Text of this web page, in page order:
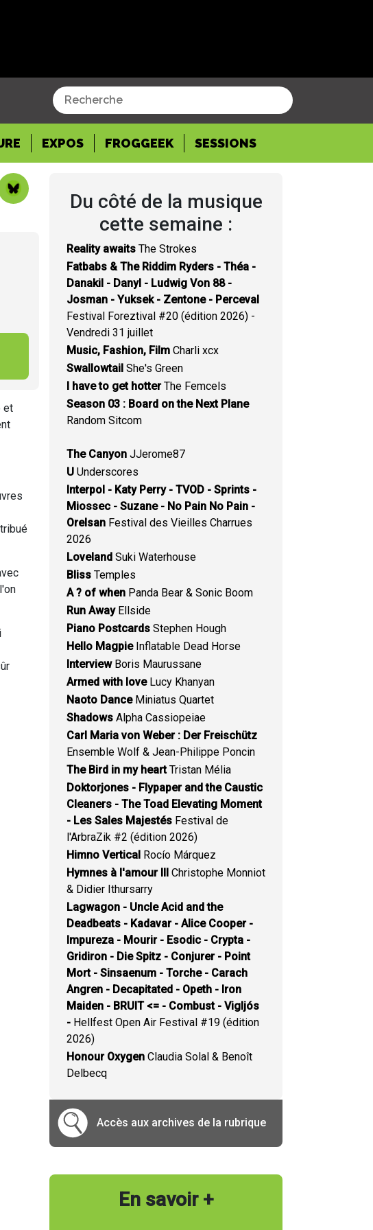
EXPOS FROGGEEK SESSIONS
et
Du côté de la musique
cette semaine :
Reality awaits The Strokes
Fatbabs & The Riddim Ryders - Théa -
Danakil - Danyl - Ludwig Von 88 -
Josman - Yuksek - Zentone - Perceval
Festival Foreztival #20 (édition 2026) -
Vendredi 31 juillet
Music, Fashion, Film Charli xcx
Swallowtail She's Green
I have to get hotterThe Femcels
Season 03 : Board on the Next Plane
Random Sitcom
The Canyon JJerome87
U Underscores
Interpol - Katy Perry - TVOD - Sprints -
Miossec - Suzane - No Pain No Pain -
Orelsan Festival des Vieilles Charrues
2026
Loveland Suki Waterhouse
Bliss Temples
A ? of when Panda Bear & Sonic Boom
Run AwayEllside
Piano Postcards Stephen Hough
Hello MagpieInflatable Dead Horse
InterviewBoris Maurussane
Armed with loveLucy Khanyan
Naoto DanceMiniatus Quartet
Shadows Alpha Cassiopeiae
Carl Maria von Weber : Der Freischütz
Ensemble Wolf & Jean-Philippe Poncin
The Bird in my heartTristan Mélia
Doktorjones - Flypaper and the Caustic
Cleaners - The Toad Elevating Moment
- Les Sales Majestés Festival de
l'ArbraZik #2 (édition 2026)
Himno Vertical Rocío Márquez
Hymnes à l'amour III Christophe Monniot
& Didier Ithursarry
Lagwagon - Uncle Acid and the
Deadbeats - Kadavar - Alice Cooper -
Impureza - Mourir - Esodic - Crypta -
Gridiron - Die Spitz - Conjurer - Point
Mort - Sinsaenum - Torche - Carach
Angren - Decapitated - Opeth - Iron
Maiden - BRUIT <= - Combust - Vigljós
- Hellfest Open Air Festival #19 (édition
2026)
Honour Oxygen Claudia Solal & Benoît
Delbecq
Accès aux archives de la rubrique
En savoir +